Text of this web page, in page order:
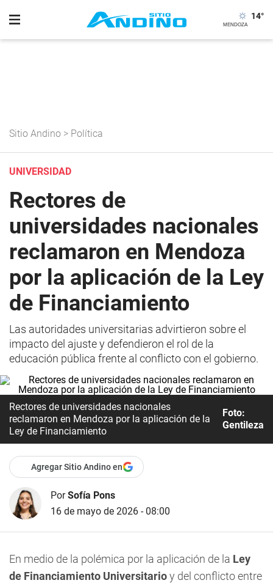
14°
Sitio Andino > Política
UNIVERSIDAD
Rectores de
universidades nacionales
reclamaron en Mendoza
por la aplicación de la Ley
de Financiamiento
Las autoridades universitarias advirtieron sobre el
impacto del ajuste y defendieron el rol de la
educación pública frente al conflicto con el gobierno.
Rectores de universidades nacionales
reclamaron en Mendoza por la aplicación de la
Ley de Financiamiento
Foto:
Gentileza
Agregar Sitio Andino en
PorSofía Pons
16 de mayo de 2026 - 08:00
En medio de la polémica por la aplicación de la Ley
de Financiamiento Universitarioy del conflicto entre